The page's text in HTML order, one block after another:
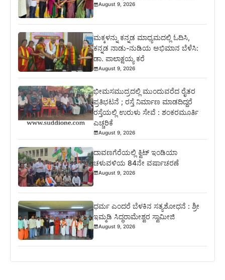
August 9, 2026
ಮಕ್ಕಳನ್ನು ಕನ್ನಡ ಮಾಧ್ಯಮದಲ್ಲಿ ಓದಿಸಿ,
ಕನ್ನಡ ನಾಡು-ನುಡಿಯ ಅಭಿಮಾನ ಬೆಳೆಸಿ:
ಡಾ. ಪಾಲಾಕ್ಷಯ್ಯ ಕರೆ
August 9, 2026
ಭೀಮಸಮುದ್ರದಲ್ಲಿ ಮುಂದುವರೆದ ರೈತರ
ಪ್ರತಿಭಟನೆ ; ರಸ್ತೆ ನಿರ್ಮಾಣ ಮಾಡದಿದ್ದರೆ
ರಸ್ತೆಯಲ್ಲಿ ಉರುಳು ಸೇವೆ : ಶಂಕರಮೂರ್ತಿ
ಎಚ್ಚರಿಕೆ
August 9, 2026
ದಾವಣಗೆರೆಯಲ್ಲಿ ಕ್ವಿಟ್ ಇಂಡಿಯಾ
ಚಳುವಳಿಯ 84ನೇ ವರ್ಷಾಚರಣೆ
August 9, 2026
ಧರ್ಮ ಎಂದರೆ ಬೆಳಕಿನ ಸತ್ಯಶೋಧನೆ : ಶ್ರೀ
ಇಮ್ಮಡಿ ಸಿದ್ಧರಾಮೇಶ್ವರ ಸ್ವಾಮೀಜಿ
August 9, 2026